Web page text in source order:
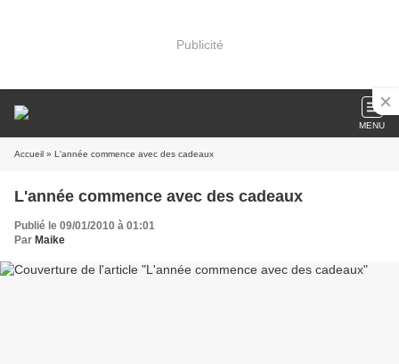
Publicité
MENU
Accueil » L'année commence avec des cadeaux
L'année commence avec des cadeaux
Publié le 09/01/2010 à 01:01
Par Maike